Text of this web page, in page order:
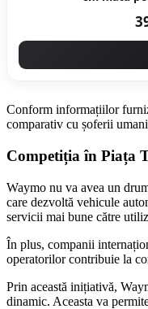
Conform informațiilor
comparativ cu șoferii
Competiția în Piața
Waymo nu va avea un
care dezvoltă vehicule
servicii mai bune către
În plus, companii
operatorilor contribuie la
Prin această inițiativă,
dinamic. Aceasta va